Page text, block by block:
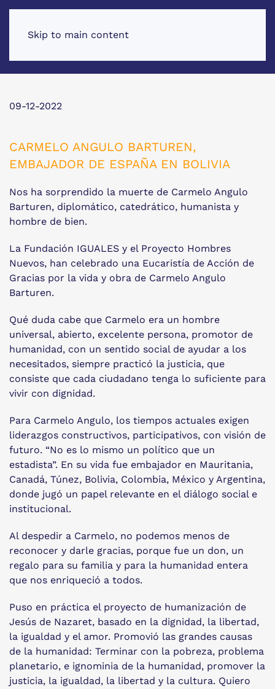
Skip to main content
09-12-2022
CARMELO ANGULO BARTUREN,
EMBAJADOR DE ESPAÑA EN BOLIVIA
Nos ha sorprendido la muerte de Carmelo Angulo
Barturen, diplomático, catedrático, humanista y
hombre de bien.
La Fundación IGUALES y el Proyecto Hombres
Nuevos, han celebrado una Eucaristía de Acción de
Gracias por la vida y obra de Carmelo Angulo
Barturen.
Qué duda cabe que Carmelo era un hombre
universal, abierto, excelente persona, promotor de
humanidad, con un sentido social de ayudar a los
necesitados, siempre practicó la justicia, que
consiste que cada ciudadano tenga lo suficiente para
vivir con dignidad.
Para Carmelo Angulo, los tiempos actuales exigen
liderazgos constructivos, participativos, con visión de
futuro. “No es lo mismo un político que un
estadista”. En su vida fue embajador en Mauritania,
Canadá, Túnez, Bolivia, Colombia, México y Argentina,
donde jugó un papel relevante en el diálogo social e
institucional.
Al despedir a Carmelo, no podemos menos de
reconocer y darle gracias, porque fue un don, un
regalo para su familia y para la humanidad entera
que nos enriqueció a todos.
Puso en práctica el proyecto de humanización de
Jesús de Nazaret, basado en la dignidad, la libertad,
la igualdad y el amor. Promovió las grandes causas
de la humanidad: Terminar con la pobreza, problema
planetario, e ignominia de la humanidad, promover la
justicia, la igualdad, la libertad y la cultura. Quiero